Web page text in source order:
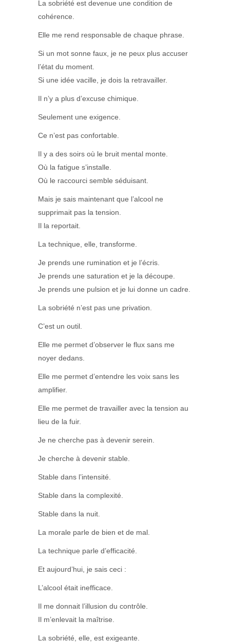
La sobriété est devenue une condition de
cohérence.
Elle me rend responsable de chaque phrase.
Si un mot sonne faux, je ne peux plus accuser
l’état du moment.
Si une idée vacille, je dois la retravailler.
Il n’y a plus d’excuse chimique.
Seulement une exigence.
Ce n’est pas confortable.
Il y a des soirs où le bruit mental monte.
Où la fatigue s’installe.
Où le raccourci semble séduisant.
Mais je sais maintenant que l’alcool ne
supprimait pas la tension.
Il la reportait.
La technique, elle, transforme.
Je prends une rumination et je l’écris.
Je prends une saturation et je la découpe.
Je prends une pulsion et je lui donne un cadre.
La sobriété n’est pas une privation.
C’est un outil.
Elle me permet d’observer le flux sans me
noyer dedans.
Elle me permet d’entendre les voix sans les
amplifier.
Elle me permet de travailler avec la tension au
lieu de la fuir.
Je ne cherche pas à devenir serein.
Je cherche à devenir stable.
Stable dans l’intensité.
Stable dans la complexité.
Stable dans la nuit.
La morale parle de bien et de mal.
La technique parle d’efficacité.
Et aujourd’hui, je sais ceci :
L’alcool était inefficace.
Il me donnait l’illusion du contrôle.
Il m’enlevait la maîtrise.
La sobriété, elle, est exigeante.